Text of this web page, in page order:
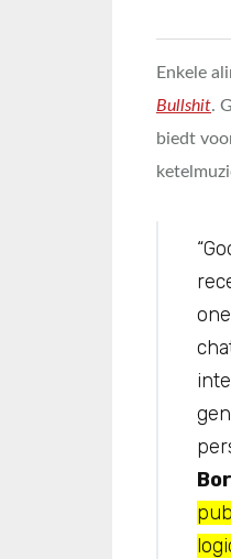
Enkele
Bullshit.
biedt